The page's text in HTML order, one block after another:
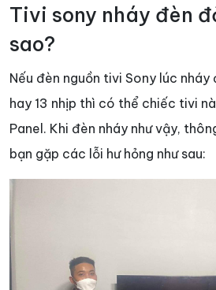
Tivi sony nháy đèn
sao?
Nếu đèn nguồn tivi Sony lúc
hay 13 nhịp thì có thể chiếc tivi
Panel. Khi đèn nháy như vậy,
bạn gặp các lỗi hư hỏng như sau: